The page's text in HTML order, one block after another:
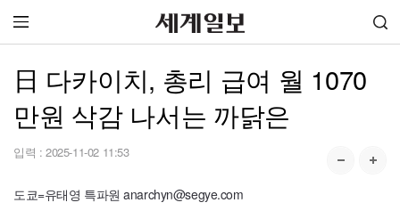
日 다카이치, 총리 급여 월 1070
만원 삭감 나서는 까닭은
입력 : 2025-11-02 11:53
도쿄=유태영 특파원 anarchyn@segye.com